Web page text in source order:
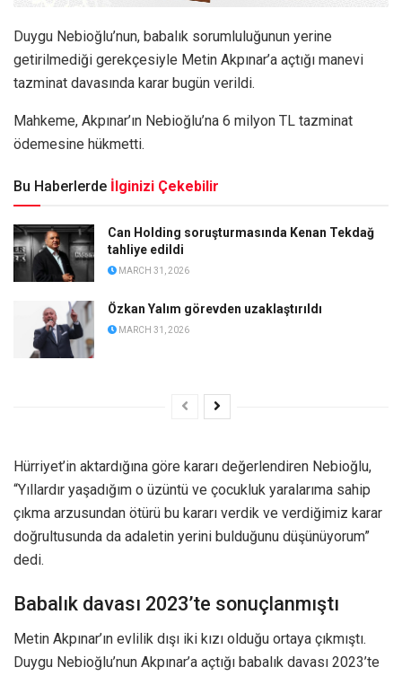
Duygu Nebioğlu’nun, babalık sorumluluğunun yerine
getirilmediği gerekçesiyle Metin Akpınar’a açtığı manevi
tazminat davasında karar bugün verildi.
Mahkeme, Akpınar’ın Nebioğlu’na 6 milyon TL tazminat
ödemesine hükmetti.
Bu Haberlerde İlginizi Çekebilir
Can Holding soruşturmasında Kenan Tekdağ
tahliye edildi
MARCH 31, 2026
Özkan Yalım görevden uzaklaştırıldı
MARCH 31, 2026
Hürriyet’in aktardığına göre kararı değerlendiren Nebioğlu,
“Yıllardır yaşadığım o üzüntü ve çocukluk yaralarıma sahip
çıkma arzusundan ötürü bu kararı verdik ve verdiğimiz karar
doğrultusunda da adaletin yerini bulduğunu düşünüyorum”
dedi.
Babalık davası 2023’te sonuçlanmıştı
Metin Akpınar’ın evlilik dışı iki kızı olduğu ortaya çıkmıştı.
Duygu Nebioğlu’nun Akpınar’a açtığı babalık davası 2023’te